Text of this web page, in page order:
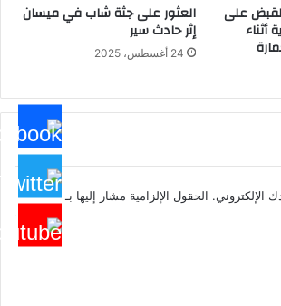
على
أثناء
العثور على جثة شاب في ميسان
إثر حادث سير
24 أغسطس، 2025
الإلكتروني. الحقول الإلزامية مشار إليها بـ *